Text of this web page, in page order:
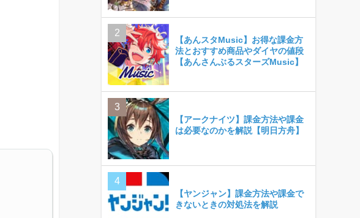
【あんスタMusic】お得な課金方
法とおすすめ商品やダイヤの値段
【あんさんぶるスターズMusic】
【アークナイツ】課金方法や課金
は必要なのかを解説【明日方舟】
【ヤンジャン】課金方法や課金で
きないときの対処法を解説